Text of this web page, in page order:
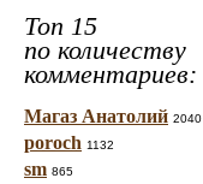
Топ 15
по количеству
комментариев:
Магаз Анатолий 2040
poroch 1132
sm 865